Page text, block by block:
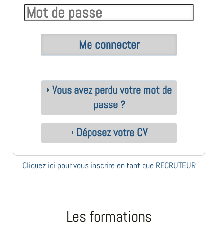
Vous avez perdu votre mot de
passe ?
Déposez votre CV
Cliquez ici pour vous inscrire en tant que RECRUTEUR
Les formations